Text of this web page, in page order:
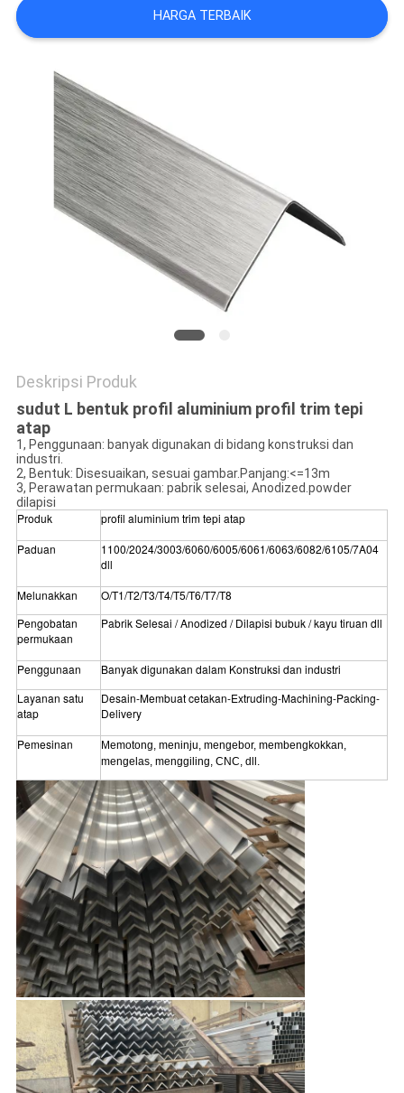
PERMINTAAN
SITEMAP
PRIVACY
POLICY
HARGA TERBAIK
Deskripsi Produk
sudut L bentuk profil aluminium profil trim tepi
atap
1, Penggunaan: banyak digunakan di bidang konstruksi dan
industri.
2, Bentuk: Disesuaikan, sesuai gambar.Panjang:<=13m
3, Perawatan permukaan: pabrik selesai, Anodized.powder
dilapisi
Produk
profil aluminium trim tepi atap
Paduan
1100/2024/3003/6060/6005/6061/6063/6082/6105/7A04
dll
Melunakkan
O/T1/T2/T3/T4/T5/T6/T7/T8
Pengobatan
permukaan
Pabrik Selesai / Anodized / Dilapisi bubuk / kayu tiruan dll
Penggunaan
Banyak digunakan dalam Konstruksi dan industri
Layanan satu
atap
Desain-Membuat cetakan-Extruding-Machining-Packing-
Delivery
Pemesinan
Memotong, meninju, mengebor, membengkokkan,
mengelas, menggiling, CNC, dll.